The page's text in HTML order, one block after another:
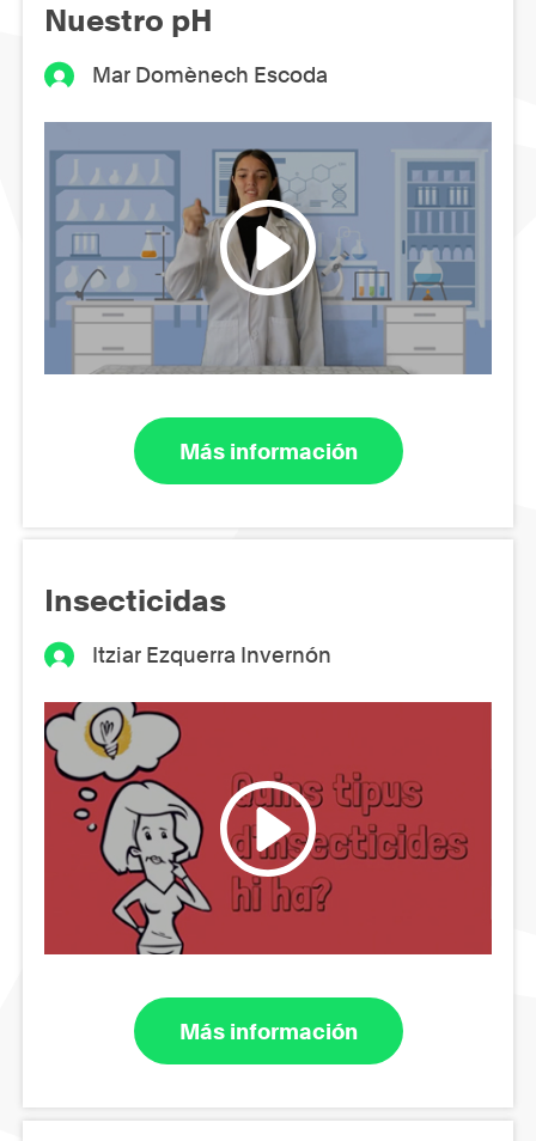
Nuestro pH
Mar Domènech Escoda
Más información
Insecticidas
Itziar Ezquerra Invernón
Más información